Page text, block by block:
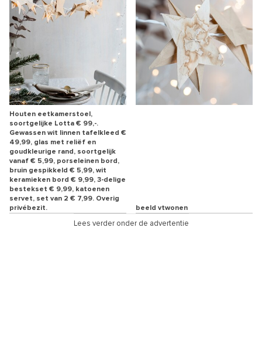
Houten eetkamerstoel,
soortgelijke Lotta € 99,-.
Gewassen wit linnen tafelkleed €
49,99, glas met reliëf en
goudkleurige rand, soortgelijk
vanaf € 5,99, porseleinen bord,
bruin gespikkeld € 5,99, wit
keramieken bord € 9,99, 3-delige
bestekset € 9,99, katoenen
servet, set van 2 € 7,99. Overig
privébezit.
beeld vtwonen
Lees verder onder de advertentie